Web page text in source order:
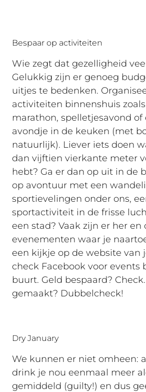
Bespaar op activiteiten
Wie zegt dat gezelligheid
Gelukkig zijn er genoeg
uitjes te bedenken.
activiteiten binnenshuis
marathon, spelletjesavond
avondje in de keuken (met
natuurlijk). Liever iets doen
dan vijftien vierkante meter
hebt? Ga er dan op uit in de
op avontuur met een
sportievelingen onder ons,
sportactiviteit in de frisse
een stad? Vaak zijn er her en
evenementen waar je
een kijkje op de website van
check Facebook voor events
buurt. Geld bespaard?
gemaakt? Dubbelcheck!
Dry January
We kunnen er niet omheen:
drink je nou eenmaal meer
gemiddeld (guilty!) en dus